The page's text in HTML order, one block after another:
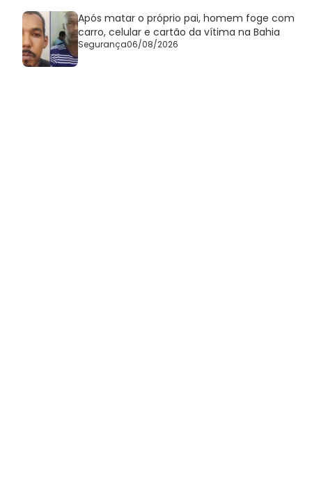
Após matar o próprio pai, homem foge com
carro, celular e cartão da vítima na Bahia
Segurança06/08/2026